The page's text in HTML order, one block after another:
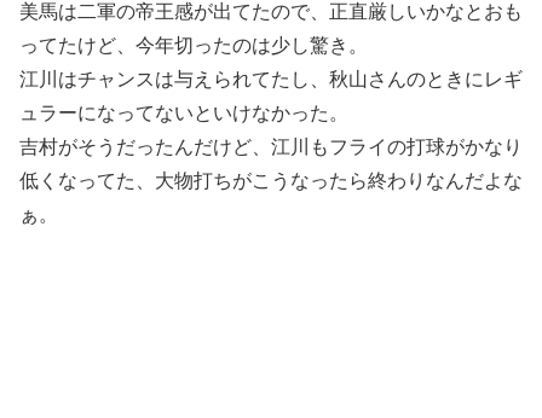
美馬は二軍の帝王感が出てたので、正直厳しいかなとおも
ってたけど、今年切ったのは少し驚き。
江川はチャンスは与えられてたし、秋山さんのときにレギ
ュラーになってないといけなかった。
吉村がそうだったんだけど、江川もフライの打球がかなり
低くなってた、大物打ちがこうなったら終わりなんだよな
ぁ。